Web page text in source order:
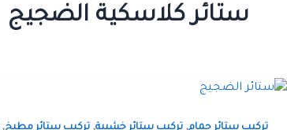
ستائر كلاسكية الضجيج
تركيب ستائر حمام تركيب ستائر خشبية تركيب ستائر مطبخ